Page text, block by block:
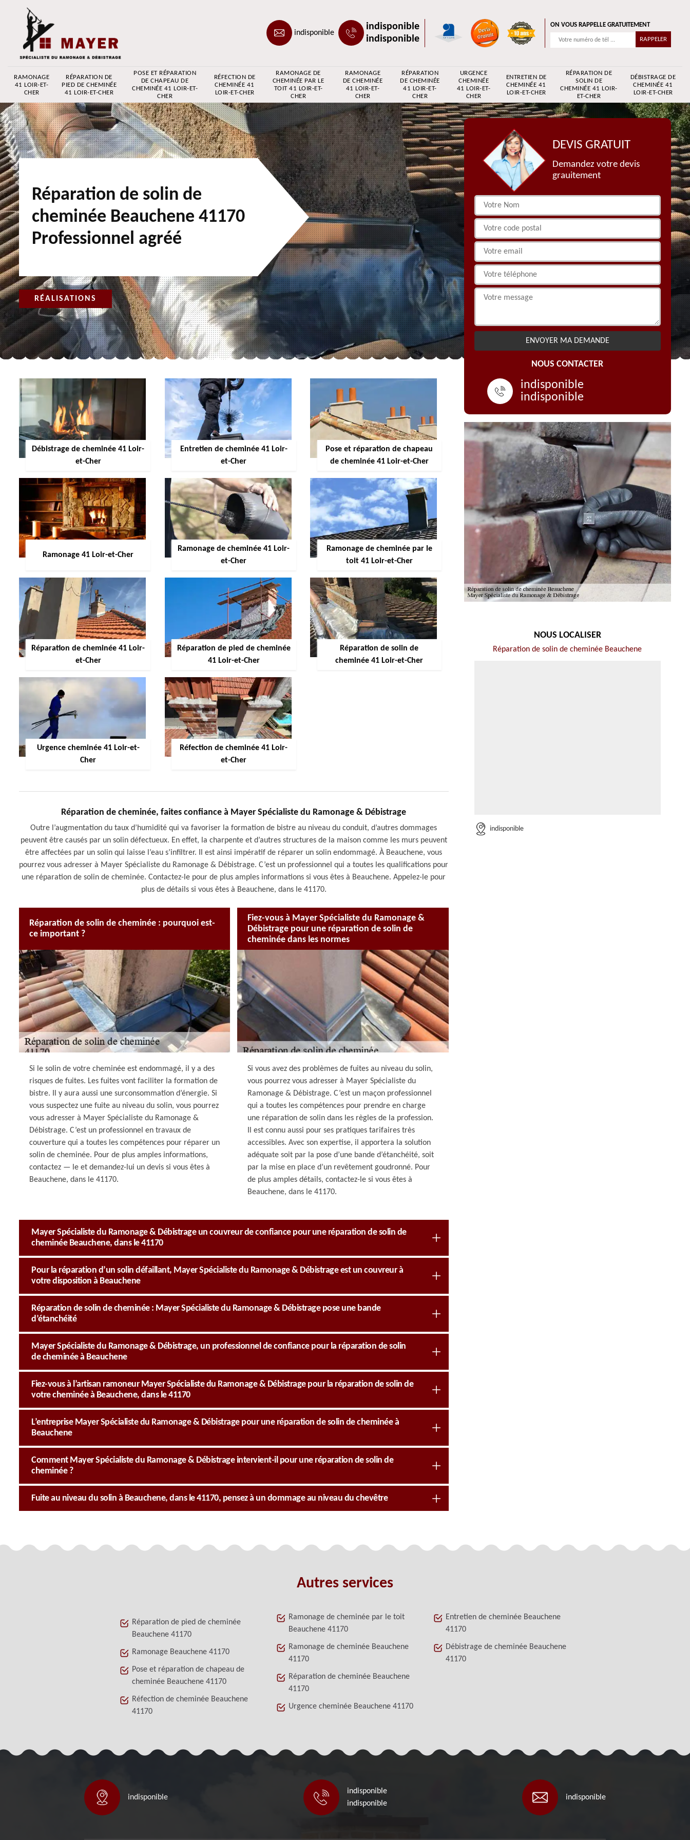
indisponible
indisponible
indisponible
ON VOUS RAPPELLE GRATUITEMENT
RAMONAGE
41 LOIR-ET-
CHER
RÉPARATION DE
PIED DE CHEMINÉE
41 LOIR-ET-CHER
POSE ET RÉPARATION
DE CHAPEAU DE
CHEMINÉE 41 LOIR-ET-
CHER
RÉFECTION DE
CHEMINÉE 41
LOIR-ET-CHER
RAMONAGE DE
CHEMINÉE PAR LE
TOIT 41 LOIR-ET-
CHER
RAMONAGE
DE CHEMINÉE
41 LOIR-ET-
CHER
RÉPARATION
DE CHEMINÉE
41 LOIR-ET-
CHER
URGENCE
CHEMINÉE
41 LOIR-ET-
CHER
ENTRETIEN DE
CHEMINÉE 41
LOIR-ET-CHER
RÉPARATION DE
SOLIN DE
CHEMINÉE 41 LOIR-
ET-CHER
DÉBISTRAGE DE
CHEMINÉE 41
LOIR-ET-CHER
Réparation de solin de
cheminée Beauchene 41170
Professionnel agréé
RÉALISATIONS
Débistrage de cheminée 41 Loir-
et-Cher
Entretien de cheminée 41 Loir-
et-Cher
Pose et réparation de chapeau
de cheminée 41 Loir-et-Cher
Ramonage 41 Loir-et-Cher
Ramonage de cheminée 41 Loir-
et-Cher
Ramonage de cheminée par le
toit 41 Loir-et-Cher
Réparation de cheminée 41 Loir-
et-Cher
Réparation de pied de cheminée
41 Loir-et-Cher
Réparation de solin de
cheminée 41 Loir-et-Cher
Urgence cheminée 41 Loir-et-
Cher
Réfection de cheminée 41 Loir-
et-Cher
Réparation de cheminée, faites confiance à Mayer Spécialiste du Ramonage & Débistrage
Outre l’augmentation du taux d’humidité qui va favoriser la formation de bistre au niveau du conduit, d’autres dommages
peuvent être causés par un solin défectueux. En effet, la charpente et d’autres structures de la maison comme les murs peuvent
être affectées par un solin qui laisse l’eau s’infiltrer. Il est ainsi impératif de réparer un solin endommagé. À Beauchene, vous
pourrez vous adresser à Mayer Spécialiste du Ramonage & Débistrage. C’est un professionnel qui a toutes les qualifications pour
une réparation de solin de cheminée. Contactez-le pour de plus amples informations si vous êtes à Beauchene. Appelez-le pour
plus de détails si vous êtes à Beauchene, dans le 41170.
Réparation de solin de cheminée : pourquoi est-
ce important ?
Si le solin de votre cheminée est endommagé, il y a des
risques de fuites. Les fuites vont faciliter la formation de
bistre. Il y aura aussi une surconsommation d’énergie. Si
vous suspectez une fuite au niveau du solin, vous pourrez
vous adresser à Mayer Spécialiste du Ramonage &
Débistrage. C’est un professionnel en travaux de
couverture qui a toutes les compétences pour réparer un
solin de cheminée. Pour de plus amples informations,
contactez — le et demandez-lui un devis si vous êtes à
Beauchene, dans le 41170.
Fiez-vous à Mayer Spécialiste du Ramonage &
Débistrage pour une réparation de solin de
cheminée dans les normes
Si vous avez des problèmes de fuites au niveau du solin,
vous pourrez vous adresser à Mayer Spécialiste du
Ramonage & Débistrage. C’est un maçon professionnel
qui a toutes les compétences pour prendre en charge
une réparation de solin dans les règles de la profession.
Il est connu aussi pour ses pratiques tarifaires très
accessibles. Avec son expertise, il apportera la solution
adéquate soit par la pose d’une bande d’étanchéité, soit
par la mise en place d’un revêtement goudronné. Pour
de plus amples détails, contactez-le si vous êtes à
Beauchene, dans le 41170.
Mayer Spécialiste du Ramonage & Débistrage un couvreur de confiance pour une réparation de solin de
cheminée Beauchene, dans le 41170
Pour la réparation d’un solin défaillant, Mayer Spécialiste du Ramonage & Débistrage est un couvreur à
votre disposition à Beauchene
Réparation de solin de cheminée : Mayer Spécialiste du Ramonage & Débistrage pose une bande
d’étanchéité
Mayer Spécialiste du Ramonage & Débistrage, un professionnel de confiance pour la réparation de solin
de cheminée à Beauchene
Fiez-vous à l’artisan ramoneur Mayer Spécialiste du Ramonage & Débistrage pour la réparation de solin de
votre cheminée à Beauchene, dans le 41170
L’entreprise Mayer Spécialiste du Ramonage & Débistrage pour une réparation de solin de cheminée à
Beauchene
Comment Mayer Spécialiste du Ramonage & Débistrage intervient-il pour une réparation de solin de
cheminée ?
Fuite au niveau du solin à Beauchene, dans le 41170, pensez à un dommage au niveau du chevêtre
DEVIS GRATUIT
Demandez votre devis
grauitement
NOUS CONTACTER
indisponible
indisponible
NOUS LOCALISER
Réparation de solin de cheminée Beauchene
indisponible
Autres services
Réparation de pied de cheminée
Beauchene 41170
Ramonage Beauchene 41170
Pose et réparation de chapeau de
cheminée Beauchene 41170
Réfection de cheminée Beauchene
41170
Ramonage de cheminée par le toit
Beauchene 41170
Ramonage de cheminée Beauchene
41170
Réparation de cheminée Beauchene
41170
Urgence cheminée Beauchene 41170
Entretien de cheminée Beauchene
41170
Débistrage de cheminée Beauchene
41170
indisponible
indisponible
indisponible
indisponible